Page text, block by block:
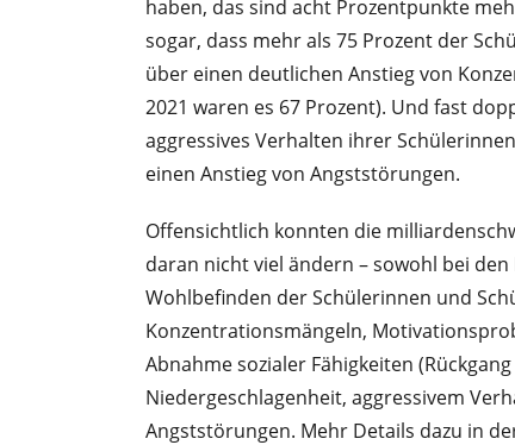
haben, das sind acht Prozentpunkte
sogar, dass mehr als 75 Prozent der
über einen deutlichen Anstieg von
2021 waren es 67 Prozent). Und fast
aggressives Verhalten ihrer
einen Anstieg von Angststörungen.
Offensichtlich konnten die
daran nicht viel ändern – sowohl bei
Wohlbefinden der Schülerinnen und
Konzentrationsmängeln,
Abnahme sozialer Fähigkeiten
Niedergeschlagenheit, aggressivem
Angststörungen. Mehr Details dazu in